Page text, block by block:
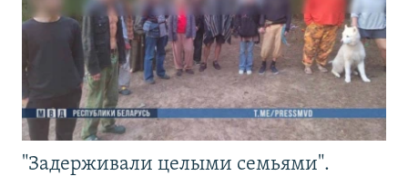
"Задерживали целыми семьями".